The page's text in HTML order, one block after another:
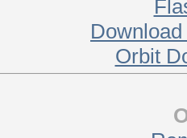
Orbit